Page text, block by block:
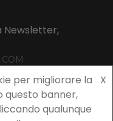
Newsletter,
per migliorare la
questo banner,
qualunque
X